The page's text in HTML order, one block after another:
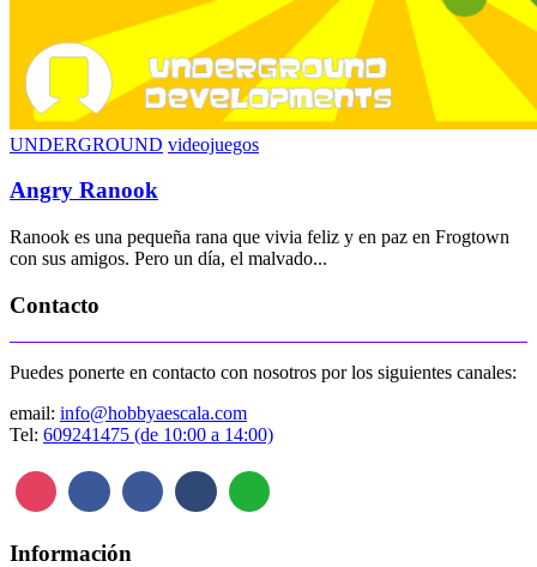
UNDERGROUND videojuegos
Angry Ranook
Ranook es una pequeña rana que vivia feliz y en paz en Frogtown
con sus amigos. Pero un día, el malvado...
Contacto
Puedes ponerte en contacto con nosotros por los siguientes canales:
email: info@hobbyaescala.com
Tel: 609241475 (de 10:00 a 14:00)
Información